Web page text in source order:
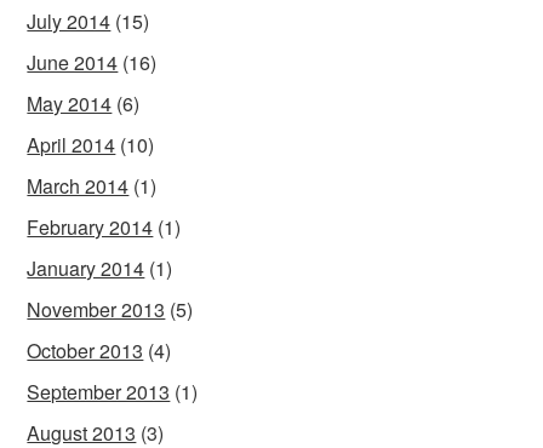
July 2014 (15)
June 2014 (16)
May 2014 (6)
April 2014 (10)
March 2014 (1)
February 2014 (1)
January 2014 (1)
November 2013 (5)
October 2013 (4)
September 2013 (1)
August 2013 (3)